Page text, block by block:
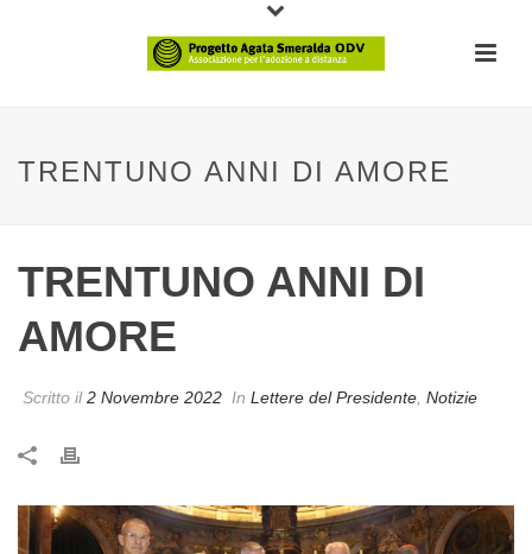
TRENTUNO ANNI DI AMORE
TRENTUNO ANNI DI
AMORE
Scritto il2 Novembre 2022 In Lettere del Presidente Notizie